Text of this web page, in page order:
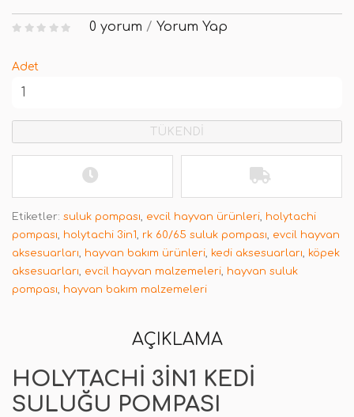
0 yorum / Yorum Yap
Adet
TÜKENDİ
Etiketler: suluk pompası, evcil hayvan ürünleri, holytachi
pompası, holytachi 3in1, rk 60/65 suluk pompası, evcil hayvan
aksesuarları, hayvan bakım ürünleri, kedi aksesuarları, köpek
aksesuarları, evcil hayvan malzemeleri, hayvan suluk
pompası, hayvan bakım malzemeleri
AÇIKLAMA
HOLYTACHI 3IN1 KEDI
SULUĞU POMPASI